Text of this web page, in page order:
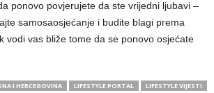
ponovo povjerujete da ste vrijedni ljubavi –
samosaosjećanje i budite blagi prema
vodi vas bliže tome da se ponovo osjećate
I HERCEGOVINA LIFESTYLE PORTAL
LIFESTYLE VIJESTI